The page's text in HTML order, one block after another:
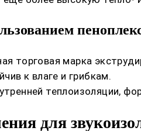
торговая марка
к влаге и грибкам.
теплоизоляции,
для